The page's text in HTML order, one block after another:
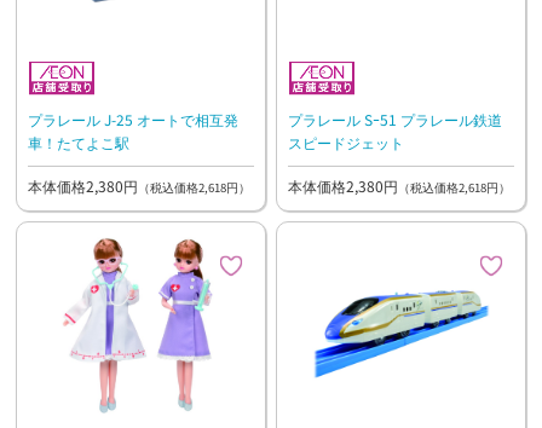
プラレール J-25 オートで相互発
車！たてよこ駅
本体価格2,380円 （税込価格2,618円）
プラレール Sｰ51 プラレール鉄道
スピードジェット
本体価格2,380円 （税込価格2,618円）